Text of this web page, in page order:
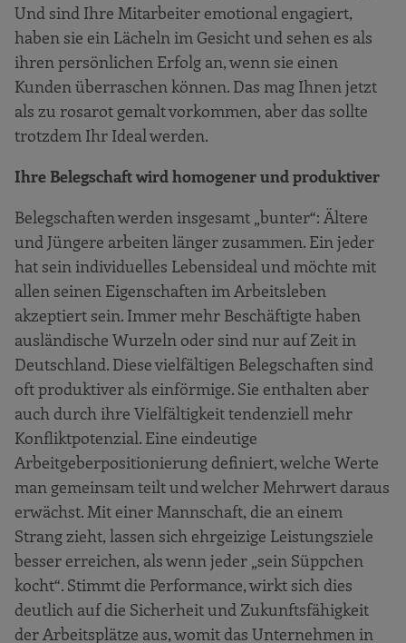
Die DNA als Arbeitgeber bestimmen
Stärken und Schwächen analysieren
In die Zukunft blicken
Ankerpunkte finden
Die Arbeitgeberbotschaft formulieren
3. Schritt
Die Arbeitgebermarke im Unternehmen
verankern
Als Vorbild vorangehen
Ziele festlegen - konkret, erreichbar,
messbar
Maßnahmen planen
Kommunikation ist der Schlüssel zum
Erfolg
Wie fühlt es sich an, bei Ihnen zu arbeiten
Arbeitswelt gestalten
Die Flamme am Brennen halten
4. Schritt
Die Arbeitgebermarke nach außen
kommunizieren
Die Arbeitgebermarke für das Image
nutzen
Und sind Ihre Mitarbeiter emotional engagiert,
haben sie ein Lächeln im Gesicht und sehen es als
ihren persönlichen Erfolg an, wenn sie einen
Kunden überraschen können. Das mag Ihnen jetzt
als zu rosarot gemalt vorkommen, aber das sollte
trotzdem Ihr Ideal werden.
Ihre Belegschaft wird homogener und produktiver
Belegschaften werden insgesamt „bunter“: Ältere
und Jüngere arbeiten länger zusammen. Ein jeder
hat sein individuelles Lebensideal und möchte mit
allen seinen Eigenschaften im Arbeitsleben
akzeptiert sein. Immer mehr Beschäftigte haben
ausländische Wurzeln oder sind nur auf Zeit in
Deutschland. Diese vielfältigen Belegschaften sind
oft produktiver als einförmige. Sie enthalten aber
auch durch ihre Vielfältigkeit tendenziell mehr
Konfliktpotenzial. Eine eindeutige
Arbeitgeberpositionierung definiert, welche Werte
man gemeinsam teilt und welcher Mehrwert daraus
erwächst. Mit einer Mannschaft, die an einem
Strang zieht, lassen sich ehrgeizige Leistungsziele
besser erreichen, als wenn jeder „sein Süppchen
kocht“. Stimmt die Performance, wirkt sich dies
deutlich auf die Sicherheit und Zukunftsfähigkeit
der Arbeitsplätze aus, womit das Unternehmen in